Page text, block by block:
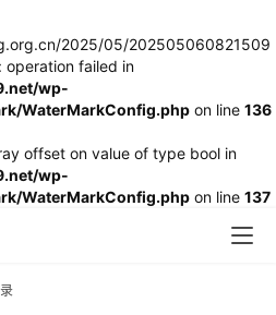
2025/05/202505060821509
operation failed in
wp-
WaterMarkConfig.php on line 136
offset on value of type bool in
wp-
WaterMarkConfig.php on line 137